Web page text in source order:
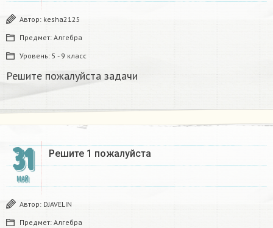
Автор: kesha2125
Предмет: Алгебра
Уровень: 5 - 9 класс
Решите пожалуйста задачи
31
МАЙ
Решите 1 пожалуйста
Автор: DJAVELIN
Предмет: Алгебра